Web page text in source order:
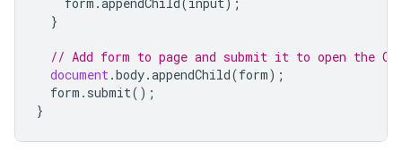
}
// Add form to page and submit it to open the
document.body.appendChild(form);
form . submit();
}